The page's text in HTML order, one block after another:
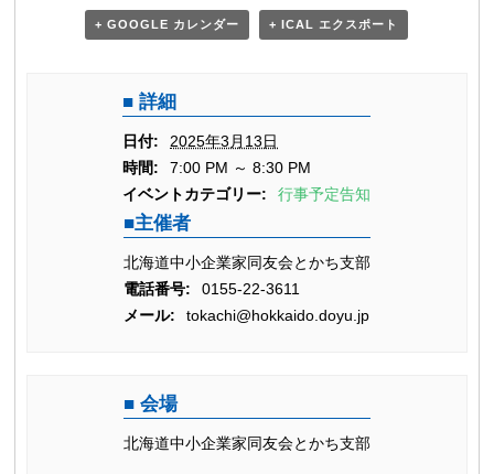
+ GOOGLE カレンダー + ICAL エクスポート
詳細
日付:
2025年3月13日
時間:
7:00 PM ～ 8:30 PM
イベントカテゴリー:
行事予定告知
主催者
北海道中小企業家同友会とかち支部
電話番号:
0155-22-3611
メール:
tokachi@hokkaido.doyu.jp
会場
北海道中小企業家同友会とかち支部